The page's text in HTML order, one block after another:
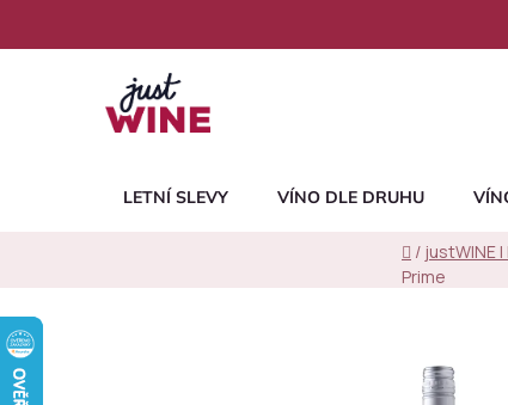
LETNÍ SLEVY VÍNO DLE DRUHU
Domů
/ justWINE |
Prime